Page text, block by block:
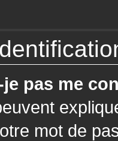
pas me
mot de